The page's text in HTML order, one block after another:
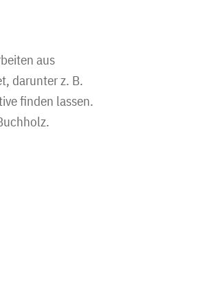
aus
darunter z. B.
finden lassen.